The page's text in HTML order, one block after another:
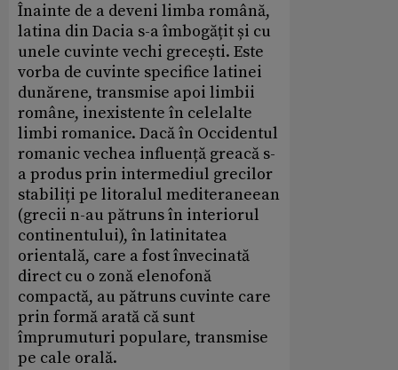
Înainte de a deveni limba română,
latina din Dacia s-a îmbogățit și cu
unele cuvinte vechi grecești. Este
vorba de cuvinte specifice latinei
dunărene, transmise apoi limbii
române, inexistente în celelalte
limbi romanice. Dacă în Occidentul
romanic vechea influență greacă s-
a produs prin intermediul grecilor
stabiliți pe litoralul mediteraneean
(grecii n-au pătruns în interiorul
continentului), în latinitatea
orientală, care a fost învecinată
direct cu o zonă elenofonă
compactă, au pătruns cuvinte care
prin formă arată că sunt
împrumuturi populare, transmise
pe cale orală.